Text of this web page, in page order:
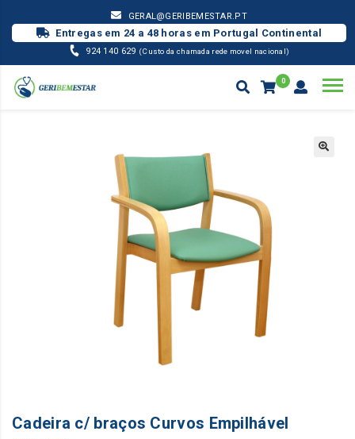
GERAL@GERIBEMESTAR.PT
Entregas em 24 a 48 horas em Portugal Continental
924 140 629 (Custo da chamada rede movel nacional)
0
GERIÁTRICO CADEIRA C/ BRAÇOS CURVOS EMPILHÁVEL
Cadeira c/ braços Curvos Empilhável